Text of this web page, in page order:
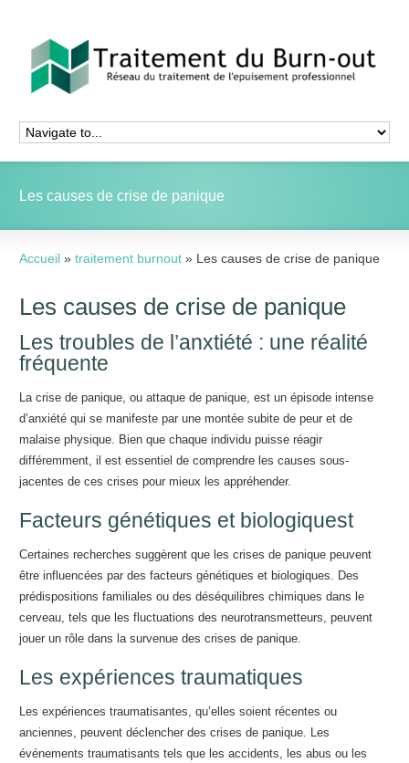
Les causes de crise de panique
Accueil » traitement burnout » Les causes de crise de panique
Les causes de crise de panique
Les troubles de l’anxtiété : une réalité
fréquente
La crise de panique, ou attaque de panique, est un épisode intense
d’anxiété qui se manifeste par une montée subite de peur et de
malaise physique. Bien que chaque individu puisse réagir
différemment, il est essentiel de comprendre les causes sous-
jacentes de ces crises pour mieux les appréhender.
Facteurs génétiques et biologiquest
Certaines recherches suggèrent que les crises de panique peuvent
être influencées par des facteurs génétiques et biologiques. Des
prédispositions familiales ou des déséquilibres chimiques dans le
cerveau, tels que les fluctuations des neurotransmetteurs, peuvent
jouer un rôle dans la survenue des crises de panique.
Les expériences traumatiques
Les expériences traumatisantes, qu’elles soient récentes ou
anciennes, peuvent déclencher des crises de panique. Les
événements traumatisants tels que les accidents, les abus ou les